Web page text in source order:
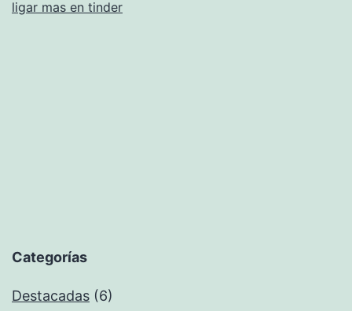
ligar mas en tinder
Categorías
Destacadas (6)